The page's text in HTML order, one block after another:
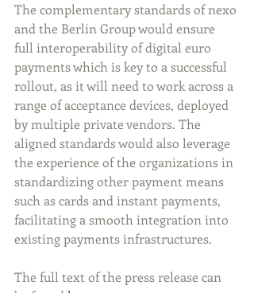
The complementary standards of nexo
and the Berlin Group would ensure
full interoperability of digital euro
payments which is key to a successful
rollout, as it will need to work across a
range of acceptance devices, deployed
by multiple private vendors. The
aligned standards would also leverage
the experience of the organizations in
standardizing other payment means
such as cards and instant payments,
facilitating a smooth integration into
existing payments infrastructures.
The full text of the press release can